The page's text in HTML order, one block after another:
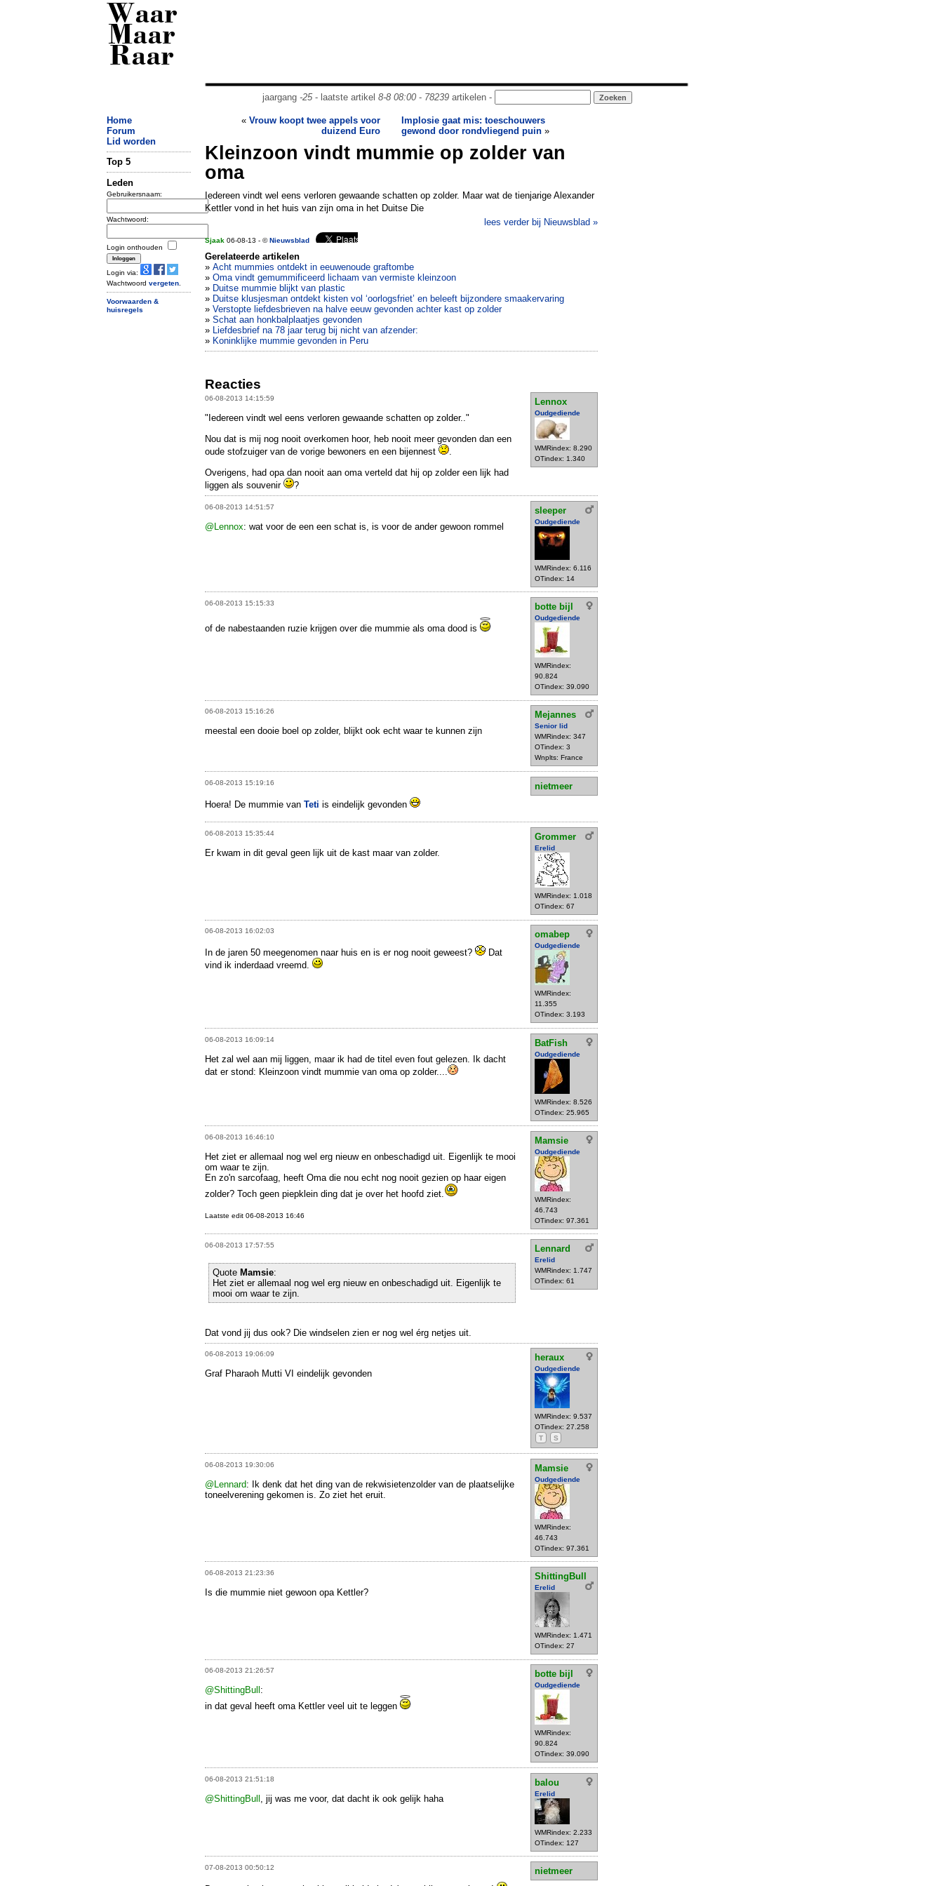
Waar
Maar
Raar
jaargang -25- laatste artikel 8-8 08:00- 78239artikelen -
Home
Forum
Lid worden
Top 5
Leden
Gebruikersnaam:
Wachtwoord:
Login onthouden
Login via:
Wachtwoord vergeten
Voorwaarden &
huisregels
« Vrouw koopt twee appels voor
duizend Euro
Implosie gaat mis: toeschouwers
gewond door rondvliegend puin »
Kleinzoon vindt mummie op zolder van
oma
Iedereen vindt wel eens verloren gewaande schatten op zolder. Maar wat de tienjarige Alexander
Kettler vond in het huis van zijn oma in het Duitse Die
lees verder bij Nieuwsblad »
Sjaak 06-08-13 - ©Nieuwsblad
Gerelateerde artikelen
» Acht mummies ontdekt in eeuwenoude graftombe
» Oma vindt gemummificeerd lichaam van vermiste kleinzoon
» Duitse mummie blijkt van plastic
» Duitse klusjesman ontdekt kisten vol ‘oorlogsfriet’ en beleeft bijzondere smaakervaring
» Verstopte liefdesbrieven na halve eeuw gevonden achter kast op zolder
» Schat aan honkbalplaatjes gevonden
» Liefdesbrief na 78 jaar terug bij nicht van afzender:
» Koninklijke mummie gevonden in Peru
Reacties
06-08-2013 14:15:59 Lennox
Oudgediende
WMRindex: 8.290
OTindex: 1.340
"Iedereen vindt wel eens verloren gewaande schatten op zolder.."
Nou dat is mij nog nooit overkomen hoor, heb nooit meer gevonden dan een
oude stofzuiger van de vorige bewoners en een bijennest
.
Overigens, had opa dan nooit aan oma verteld dat hij op zolder een lijk had
liggen als souvenir
?
06-08-2013 14:51:57 sleeper
Oudgediende
WMRindex: 6.116
OTindex: 14
@Lennox: wat voor de een een schat is, is voor de ander gewoon rommel
06-08-2013 15:15:33 botte bijl
Oudgediende
WMRindex:
90.824
OTindex: 39.090
of de nabestaanden ruzie krijgen over die mummie als oma dood is
06-08-2013 15:16:26 Mejannes
Senior lid
WMRindex: 347
OTindex: 3
Wnplts: France
meestal een dooie boel op zolder, blijkt ook echt waar te kunnen zijn
06-08-2013 15:19:16
nietmeer
Hoera! De mummie van Teti is eindelijk gevonden
06-08-2013 15:35:44 Grommer
Erelid
WMRindex: 1.018
OTindex: 67
Er kwam in dit geval geen lijk uit de kast maar van zolder.
06-08-2013 16:02:03 omabep
Oudgediende
WMRindex:
11.355
OTindex: 3.193
In de jaren 50 meegenomen naar huis en is er nog nooit geweest?
Dat
vind ik inderdaad vreemd.
06-08-2013 16:09:14 BatFish
Oudgediende
WMRindex: 8.526
OTindex: 25.965
Het zal wel aan mij liggen, maar ik had de titel even fout gelezen. Ik dacht
dat er stond: Kleinzoon vindt mummie van oma op zolder....
06-08-2013 16:46:10 Mamsie
Oudgediende
WMRindex:
46.743
OTindex: 97.361
Het ziet er allemaal nog wel erg nieuw en onbeschadigd uit. Eigenlijk te mooi
om waar te zijn.
En zo'n sarcofaag, heeft Oma die nou echt nog nooit gezien op haar eigen
zolder? Toch geen piepklein ding dat je over het hoofd ziet.
Laatste edit 06-08-2013 16:46
06-08-2013 17:57:55 Lennard
Erelid
WMRindex: 1.747
OTindex: 61
Quote Mamsie:
Het ziet er allemaal nog wel erg nieuw en onbeschadigd uit. Eigenlijk te
mooi om waar te zijn.
Dat vond jij dus ook? Die windselen zien er nog wel érg netjes uit.
06-08-2013 19:06:09 heraux
Oudgediende
WMRindex: 9.537
OTindex: 27.258
T
S
Graf Pharaoh Mutti VI eindelijk gevonden
06-08-2013 19:30:06 Mamsie
Oudgediende
WMRindex:
46.743
OTindex: 97.361
@Lennard: Ik denk dat het ding van de rekwisietenzolder van de plaatselijke
toneelverening gekomen is. Zo ziet het eruit.
06-08-2013 21:23:36 ShittingBull
Erelid
WMRindex: 1.471
OTindex: 27
Is die mummie niet gewoon opa Kettler?
06-08-2013 21:26:57 botte bijl
Oudgediende
WMRindex:
90.824
OTindex: 39.090
@ShittingBull :
in dat geval heeft oma Kettler veel uit te leggen
06-08-2013 21:51:18 balou
Erelid
WMRindex: 2.233
OTindex: 127
@ShittingBull , jij was me voor, dat dacht ik ook gelijk haha
07-08-2013 00:50:12
nietmeer